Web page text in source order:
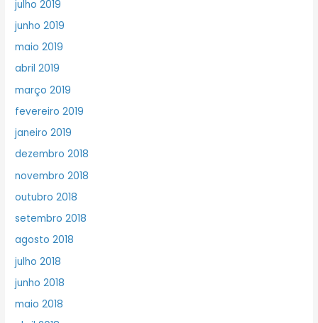
julho 2019
junho 2019
maio 2019
abril 2019
março 2019
fevereiro 2019
janeiro 2019
dezembro 2018
novembro 2018
outubro 2018
setembro 2018
agosto 2018
julho 2018
junho 2018
maio 2018